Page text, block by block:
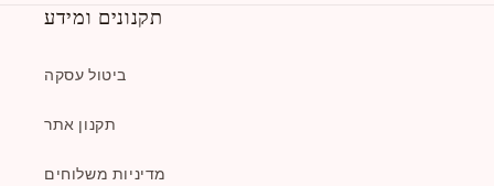
תקנונים ומידע
ביטול עסקה
תקנון אתר
מדיניות משלוחים